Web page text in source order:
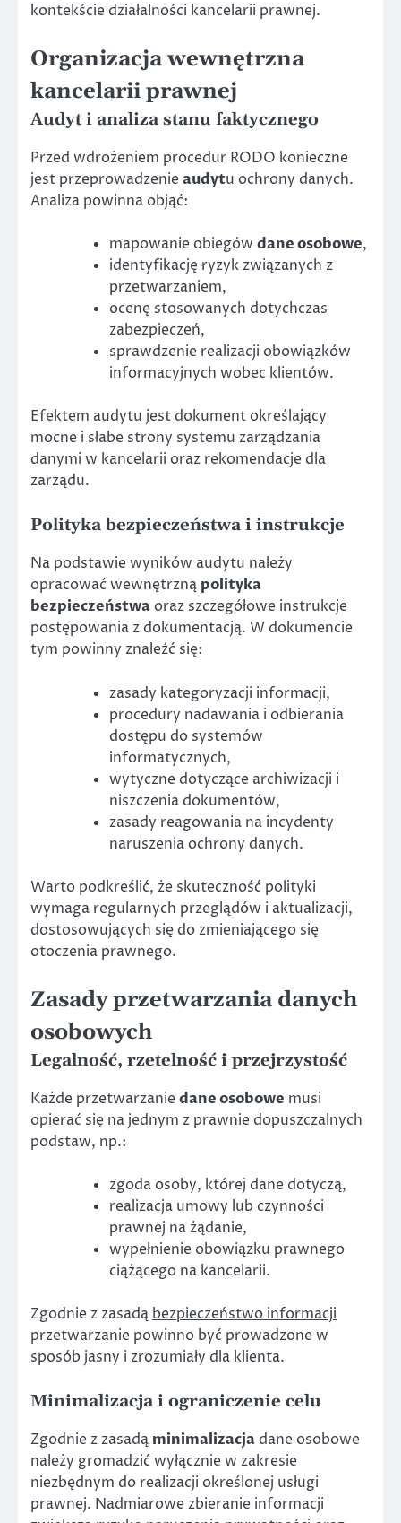
kontekście działalności kancelarii prawnej.
Organizacja wewnętrzna
kancelarii prawnej
Audyt i analiza stanu faktycznego
Przed wdrożeniem procedur RODO konieczne
jest przeprowadzenieaudytu ochrony danych.
Analiza powinna objąć:
mapowanie obiegów dane osobowe,
identyfikację ryzyk związanych z
przetwarzaniem,
ocenę stosowanych dotychczas
zabezpieczeń,
sprawdzenie realizacji obowiązków
informacyjnych wobec klientów.
Efektem audytu jest dokument określający
mocne i słabe strony systemu zarządzania
danymi w kancelarii oraz rekomendacje dla
zarządu.
Polityka bezpieczeństwa i instrukcje
Na podstawie wyników audytu należy
opracować wewnętrzną polityka
bezpieczeństwa oraz szczegółowe instrukcje
postępowania z dokumentacją. W dokumencie
tym powinny znaleźć się:
zasady kategoryzacji informacji,
procedury nadawania i odbierania
dostępu do systemów
informatycznych,
wytyczne dotyczące archiwizacji i
niszczenia dokumentów,
zasady reagowania na incydenty
naruszenia ochrony danych.
Warto podkreślić, że skuteczność polityki
wymaga regularnych przeglądów i aktualizacji,
dostosowujących się do zmieniającego się
otoczenia prawnego.
Zasady przetwarzania danych
osobowych
Legalność, rzetelność i przejrzystość
Każde przetwarzaniedane osobowe musi
opierać się na jednym z prawnie dopuszczalnych
podstaw, np.:
zgoda osoby, której dane dotyczą,
realizacja umowy lub czynności
prawnej na żądanie,
wypełnienie obowiązku prawnego
ciążącego na kancelarii.
Zgodnie z zasadą bezpieczeństwo informacji
przetwarzanie powinno być prowadzone w
sposób jasny i zrozumiały dla klienta.
Minimalizacja i ograniczenie celu
Zgodnie z zasadą minimalizacja dane osobowe
należy gromadzić wyłącznie w zakresie
niezbędnym do realizacji określonej usługi
prawnej. Nadmiarowe zbieranie informacji